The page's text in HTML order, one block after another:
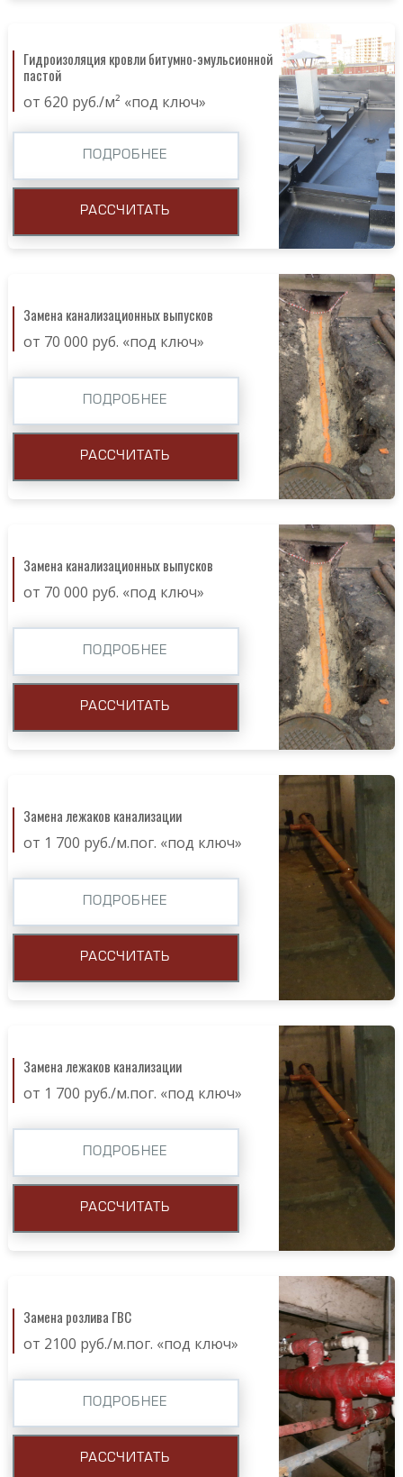
Гидроизоляция кровли битумно-эмульсионной
пастой
от 620 руб./м² «под ключ»
ПОДРОБНЕЕ
РАССЧИТАТЬ
Замена канализационных выпусков
от 70 000 руб. «под ключ»
ПОДРОБНЕЕ
РАССЧИТАТЬ
Замена канализационных выпусков
от 70 000 руб. «под ключ»
ПОДРОБНЕЕ
РАССЧИТАТЬ
Замена лежаков канализации
от 1 700 руб./м.пог. «под ключ»
ПОДРОБНЕЕ
РАССЧИТАТЬ
Замена лежаков канализации
от 1 700 руб./м.пог. «под ключ»
ПОДРОБНЕЕ
РАССЧИТАТЬ
Замена розлива ГВС
от 2100 руб./м.пог. «под ключ»
ПОДРОБНЕЕ
РАССЧИТАТЬ